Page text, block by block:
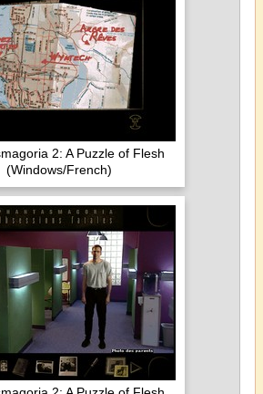
2: A Puzzle of Flesh
(Windows/French)